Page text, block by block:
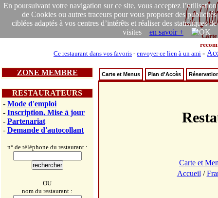
En poursuivant votre navigation sur ce site, vous acceptez l’utilisation
de Cookies ou autres traceurs pour vous proposer des publicités
ciblées adaptés à vos centres d’intérêts et réaliser des statistiques de
visites en savoir +
Carte
Ce restaurant dans vos favoris - envoyer ce lien à un ami -
ZONE MEMBRE
RESTAURATEURS
- Mode d'emploi
- Inscription, Mise à jour
- Partenariat
- Demande d'autocollant
n° de téléphone du restaurant :
OU
nom du restaurant :
Carte et Menus Plan d'Accès
Carte et
Accueil /